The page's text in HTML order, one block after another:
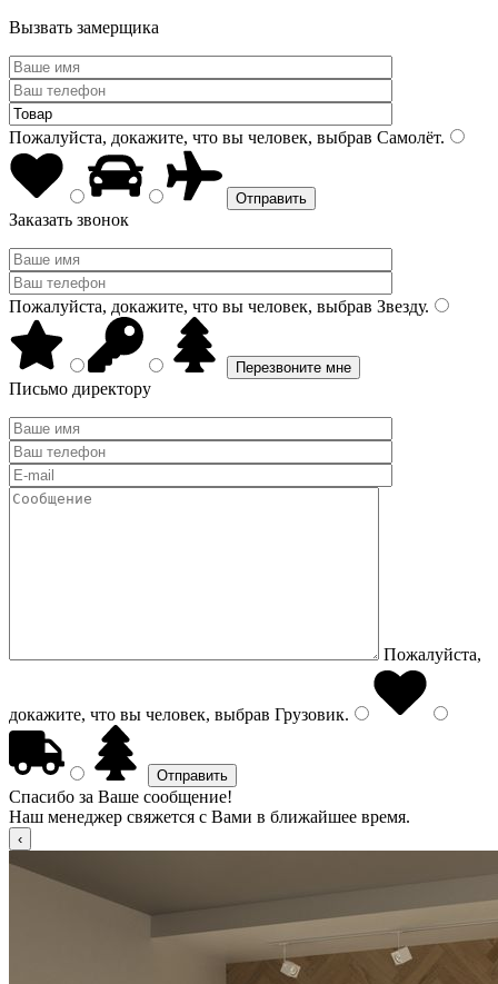
Вызвать замерщика
Пожалуйста, докажите, что вы человек, выбрав Самолёт.
Заказать звонок
Пожалуйста, докажите, что вы человек, выбрав Звезду.
Письмо директору
Пожалуйста,
докажите, что вы человек, выбрав Грузовик.
Спасибо за Ваше сообщение!
Наш менеджер свяжется с Вами в ближайшее время.